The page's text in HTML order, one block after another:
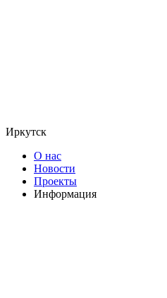
Иркутск
О нас
Новости
Проекты
Информация